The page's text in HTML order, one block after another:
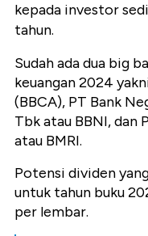
kepada investor
tahun.
Sudah ada dua big
keuangan 2024
(BBCA), PT Bank
Tbk atau BBNI, dan
atau BMRI.
Potensi dividen
untuk tahun buku
per lembar.